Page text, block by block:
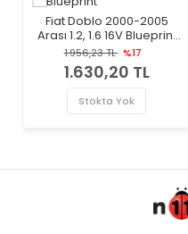
Fiat Doblo 2000-2005
Arası 1.2, 1.6 16V Blueprint
Marka Debriyaj Alt
Merkezi
1.956,23 TL %17
1.630,20 TL
Stokta Yok